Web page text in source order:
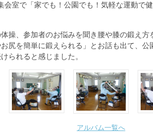
会室で「家でも！公園でも！気軽な運動で
操、参加者のお悩みを聞き腰や膝の鍛え方
尻を簡単に鍛えられる」とお話も出て、公
られると感じました。
アルバム一覧へ